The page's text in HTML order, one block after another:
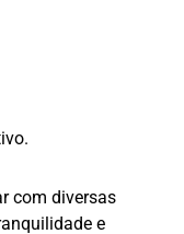
com diversas
e